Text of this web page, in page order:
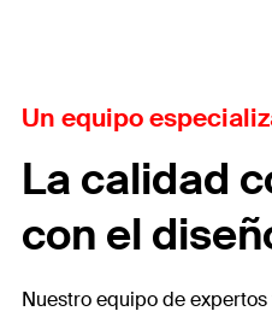
Un equipo
La calidad
con el
Nuestro equipo de